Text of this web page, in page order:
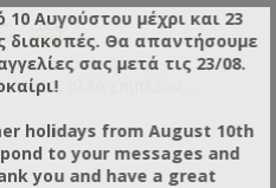
του ανοικτού
αλλά επιπλέον,
Οι μέλισσες έχουν
μεριές του τροφοδότη.
10 Αυγούστου μέχρι και 23
διακοπές. Θα απαντήσουμε
σας μετά τις 23/08.
holidays from August 10th
to your messages and
you and have a great